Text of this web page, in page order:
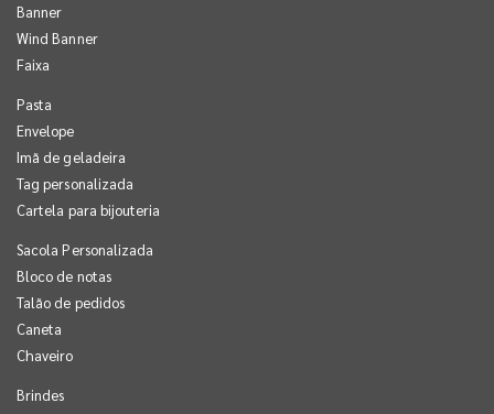
Banner
Wind Banner
Faixa
Pasta
Envelope
Imã de geladeira
Tag personalizada
Cartela para bijouteria
Sacola Personalizada
Bloco de notas
Talão de pedidos
Caneta
Chaveiro
Brindes